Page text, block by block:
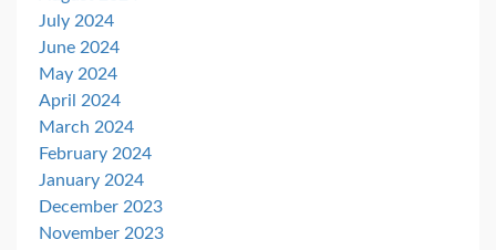
July 2024
June 2024
May 2024
April 2024
March 2024
February 2024
January 2024
December 2023
November 2023